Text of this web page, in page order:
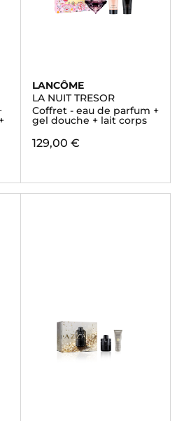
LANCÔME
LA NUIT TRESOR
Coffret - eau de parfum +
gel douche + lait corps
129,00 €